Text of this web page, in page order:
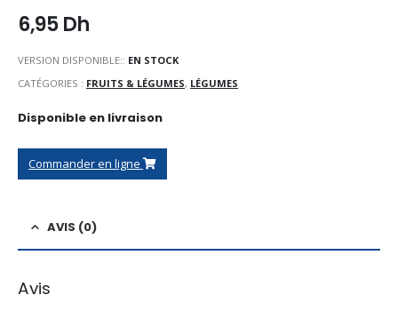
6,95Dh
VERSION DISPONIBLE:: EN STOCK
CATÉGORIES : FRUITS & LÉGUMES, LÉGUMES
Disponible en livraison
Commander en ligne
AVIS (0)
Avis